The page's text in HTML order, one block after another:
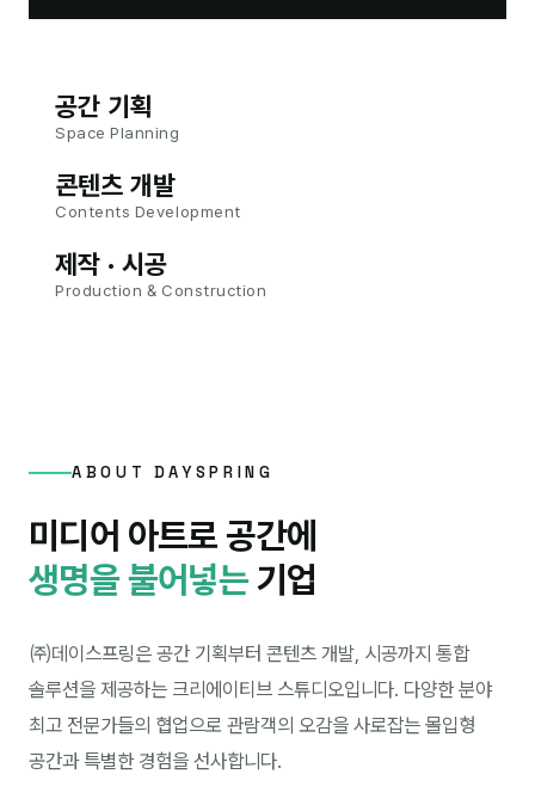
공간 기획
Space Planning
콘텐츠 개발
Contents Development
제작 · 시공
Production & Construction
ABOUT DAYSPRING
미디어 아트로 공간에
생명을 불어넣는기업
㈜데이스프링은 공간 기획부터 콘텐츠 개발, 시공까지 통합
솔루션을 제공하는 크리에이티브 스튜디오입니다. 다양한 분야
최고 전문가들의 협업으로 관람객의 오감을 사로잡는 몰입형
공간과 특별한 경험을 선사합니다.